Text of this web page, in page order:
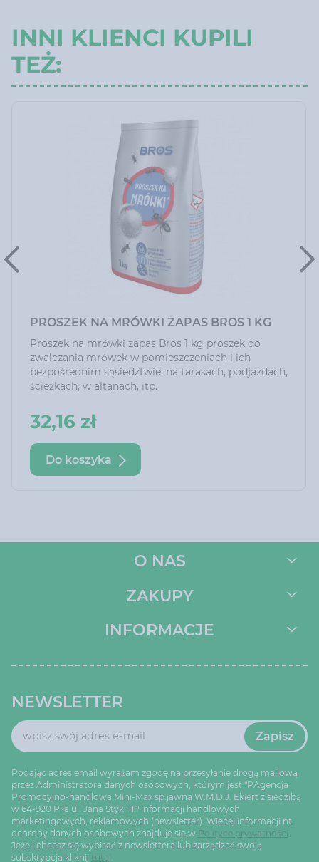
INNI KLIENCI KUPILI
TEŻ:
PROSZEK NA MRÓWKI ZAPAS BROS 1 KG
Proszek na mrówki zapas Bros 1 kg proszek do
zwalczania mrówek w pomieszczeniach i ich
bezpośrednim sąsiedztwie: na tarasach, podjazdach,
ścieżkach, w altanach, itp.
32,16 zł
Do koszyka
O NAS
ZAKUPY
INFORMACJE
NEWSLETTER
Zapisz
Podając adres email wyrażam zgodę na przesyłanie drogą mailową
przez Administratora danych osobowych, którym jest "PAgencja
Promocyjno-handlowa Mini-Max sp.jawna W.M.D.J. Ekiert z siedzibą
w 64-920 Piła ul. Jana Styki 11." informacji handlowych,
marketingowych, reklamowych (newsletter). Więcej informacji nt.
ochrony danych osobowych znajduje się w Polityce prywatności.
Jeżeli chcesz się wypisać z newslettera lub zarządzać swoją
subskrypcją kliknij tutaj.